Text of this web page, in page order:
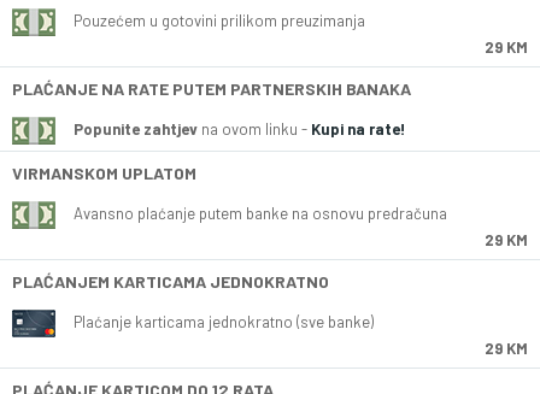
Pouzećem u gotovini prilikom preuzimanja
29 KM
PLAĆANJE NA RATE PUTEM PARTNERSKIH BANAKA
Popunite zahtjev na ovom linku - Kupi na rate!
VIRMANSKOM UPLATOM
Avansno plaćanje putem banke na osnovu predračuna
29 KM
PLAĆANJEM KARTICAMA JEDNOKRATNO
Plaćanje karticama jednokratno (sve banke)
29 KM